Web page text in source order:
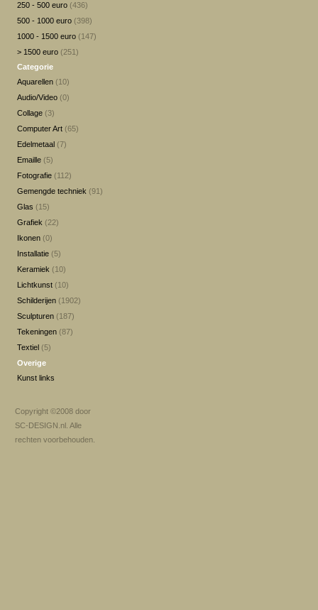
250 - 500 euro (436)
500 - 1000 euro (398)
1000 - 1500 euro (147)
> 1500 euro (251)
Categorie
Aquarellen (10)
Audio/Video (0)
Collage (3)
Computer Art (65)
Edelmetaal (7)
Emaille (5)
Fotografie (112)
Gemengde techniek (91)
Glas (15)
Grafiek (22)
Ikonen (0)
Installatie (5)
Keramiek (10)
Lichtkunst (10)
Schilderijen (1902)
Sculpturen (187)
Tekeningen (87)
Textiel (5)
Overige
Kunst links
Copyright ©2008 door
SC-DESIGN.nl . Alle
rechten voorbehouden.